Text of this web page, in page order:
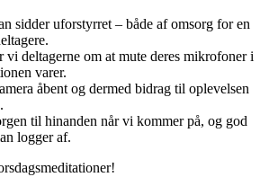
sidder uforstyrret – både af omsorg for en
vi deltagerne om at mute deres mikrofoner i
varer.
åbent og dermed bidrag til oplevelsen
til hinanden når vi kommer på, og god
logger af.